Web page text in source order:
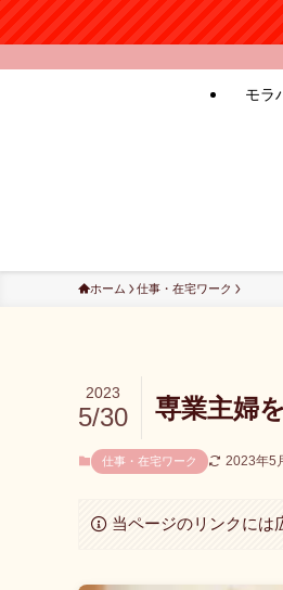
モラ
ホーム 仕事・在宅ワーク
専業主婦
2023
5/30
仕事・在宅ワーク 2023年5
当ページのリンクには